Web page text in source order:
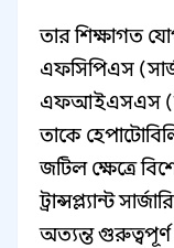
তার শিক্ষাগত
এফসিপিএস
এফআইএসএস
তাকে
জটিল ক্ষেত্রে
ট্রান্সপ্ল্যান্ট
অত্যন্ত গুরুত্বপূর্ণ